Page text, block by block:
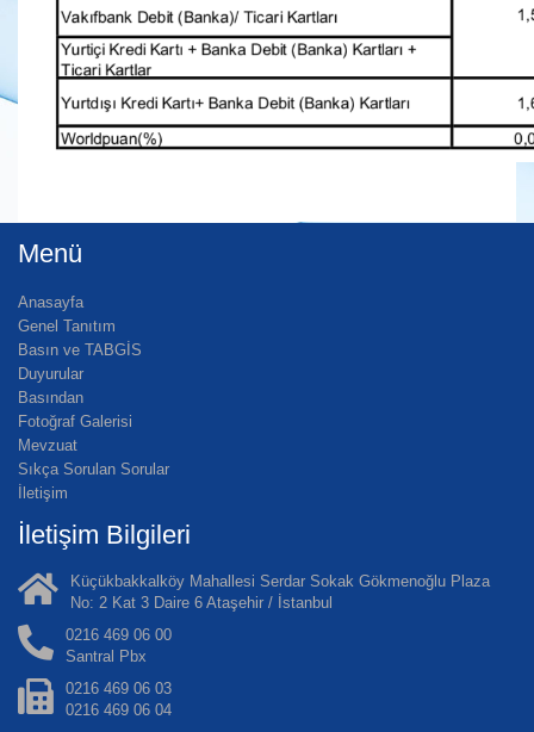
Menü
Anasayfa
Genel Tanıtım
Basın ve TABGİS
Duyurular
Basından
Fotoğraf Galerisi
Mevzuat
Sıkça Sorulan Sorular
İletişim
İletişim Bilgileri
Küçükbakkalköy Mahallesi Serdar Sokak Gökmenoğlu Plaza
No: 2 Kat 3 Daire 6 Ataşehir / İstanbul
0216 469 06 00
Santral Pbx
0216 469 06 03
0216 469 06 04